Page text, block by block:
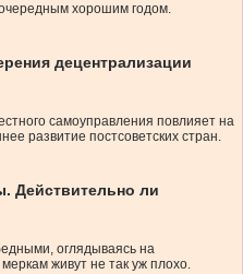
хорошим годом.
децентрализации
самоуправления повлияет на
развитие постсоветских стран.
Действительно ли
оглядываясь на
живут не так уж плохо.